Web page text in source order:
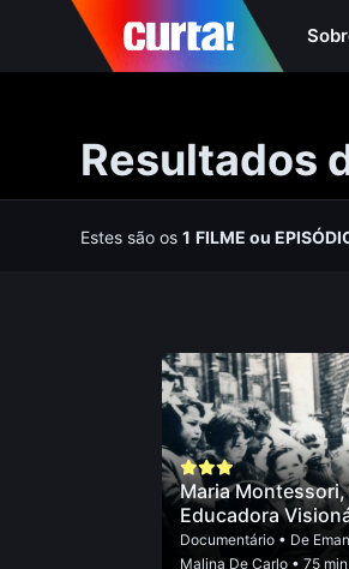
Resultados
Estes são os1 FILMEou
Maria Montessori,
Educadora
Documentário• De
Malina De Carlo• 75 min